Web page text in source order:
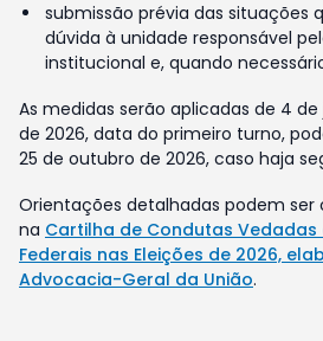
submissão prévia das situações
dúvida à unidade responsável
institucional e, quando
As medidas serão aplicadas de 4
de 2026, data do primeiro turno,
25 de outubro de 2026, caso haja
Orientações detalhadas podem ser
na Cartilha de Condutas Vedadas
Federais nas Eleições de 2026,
Advocacia-Geral da União.